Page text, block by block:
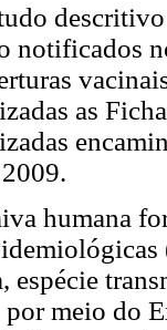
notificados
as
humana
espécie
por meio do